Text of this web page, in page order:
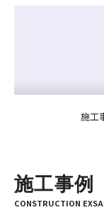
施工
施工事例
CONSTRUCTION